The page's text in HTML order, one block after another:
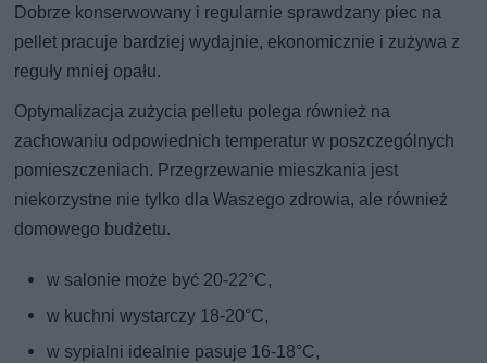
Dobrze konserwowany i regularnie sprawdzany piec na
pellet pracuje bardziej wydajnie, ekonomicznie i zużywa z
reguły mniej opału.
Optymalizacja zużycia pelletu polega również na
zachowaniu odpowiednich temperatur w poszczególnych
pomieszczeniach. Przegrzewanie mieszkania jest
niekorzystne nie tylko dla Waszego zdrowia, ale również
domowego budżetu.
w salonie może być 20-22°C,
w kuchni wystarczy 18-20°C,
w sypialni idealnie pasuje 16-18°C,